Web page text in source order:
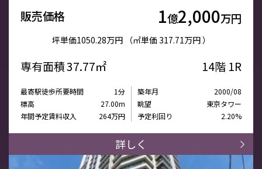
販売価格 1億2,000万円
坪単価1050.28万円 （㎡単価 317.71万円 ）
専有面積37.77㎡ 14階 1R
最寄駅徒歩所要時間
1分
標高
27.00m
年間予定賃料収入
264万円
築年月
2000/08
眺望
東京タワー
予定利回り
2.20%
詳しく